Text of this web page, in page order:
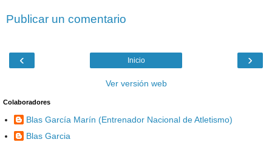
Publicar un comentario
‹ ›
Inicio
Ver versión web
Colaboradores
Blas García Marín (Entrenador Nacional de Atletismo)
Blas Garcia